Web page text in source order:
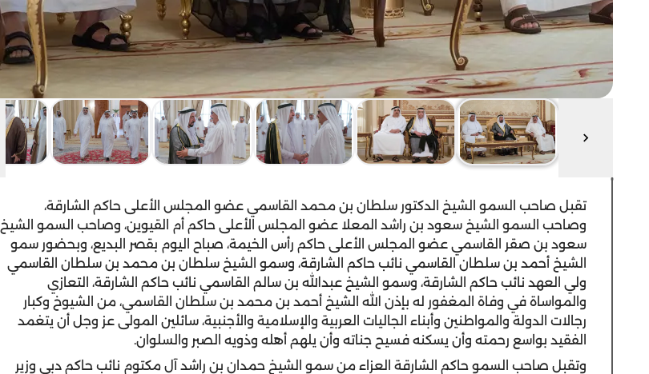
تقبل صاحب السمو الشيخ الدكتور سلطان بن محمد القاسمي عضو المجلس الأعلى حاكم الشارقة،
وصاحب السمو الشيخ سعود بن راشد المعلا عضو المجلس الأعلى حاكم أم القيوين، وصاحب السمو الشيخ
سعود بن صقر القاسمي عضو المجلس الأعلى حاكم رأس الخيمة، صباح اليوم بقصر البديع، وبحضور سمو
الشيخ أحمد بن سلطان القاسمي نائب حاكم الشارقة، وسمو الشيخ سلطان بن محمد بن سلطان القاسمي
ولي العهد نائب حاكم الشارقة، وسمو الشيخ عبدالله بن سالم القاسمي نائب حاكم الشارقة، التعازي
والمواساة في وفاة المغفور له بإذن الله الشيخ أحمد بن محمد بن سلطان القاسمي، من الشيوخ وكبار
رجالات الدولة والمواطنين وأبناء الجاليات العربية والإسلامية والأجنبية، سائلين المولى عز وجل أن يتغمد
الفقيد بواسع رحمته وأن يسكنه فسيح جناته وأن يلهم أهله وذويه الصبر والسلوان.
وتقبل صاحب السمو حاكم الشارقة العزاء من سمو الشيخ حمدان بن راشد آل مكتوم نائب حاكم دبي وزير